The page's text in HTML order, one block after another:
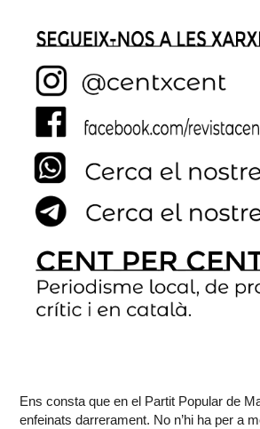
Ens consta que en el Partit Popular de
enfeinats darrerament. No n’hi ha per a